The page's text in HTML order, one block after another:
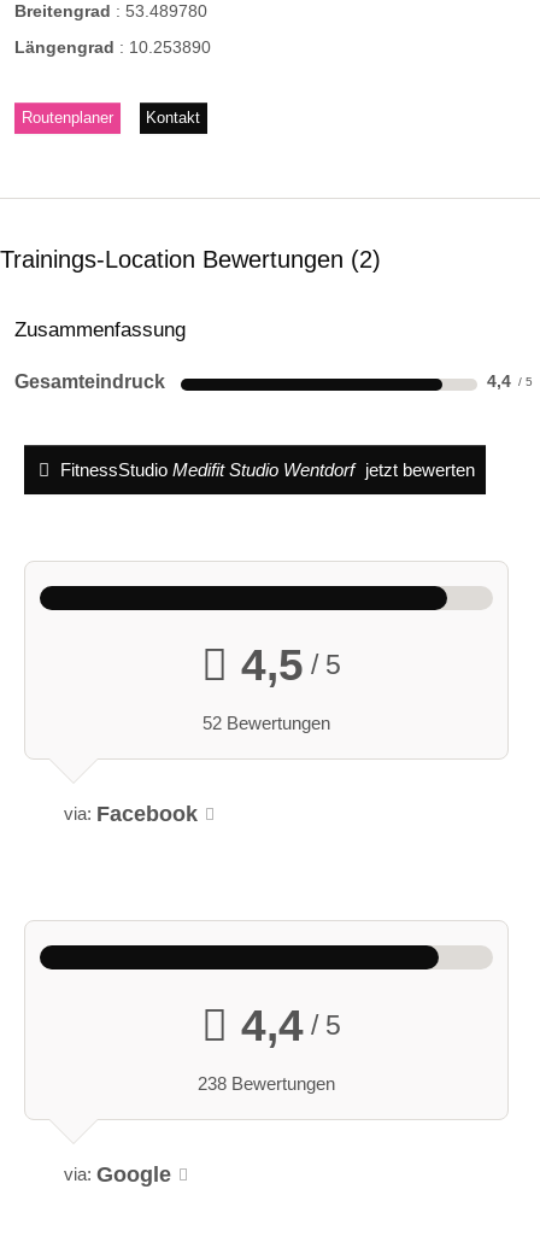
Breitengrad : 53.489780
Längengrad : 10.253890
Routenplaner Kontakt
Trainings-Location Bewertungen 2
Zusammenfassung
Gesamteindruck 4,4
FitnessStudio Medifit Studio Wentdorf jetzt bewerten
4,5 / 5
52 Bewertungen
via: Facebook
4,4/ 5
238 Bewertungen
via: Google